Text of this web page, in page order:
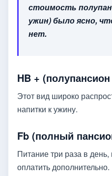
стоимость
ужин) было ясно,
нет.
HB +
Этот вид широко
напитки к ужину.
Fb (полный
Питание три раза в
оплатить дополнительно.